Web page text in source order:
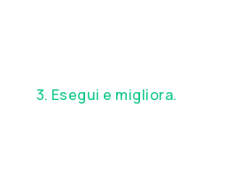
3. Esegui e migliora.